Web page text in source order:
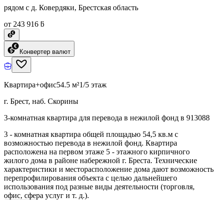
рядом с д. Ковердяки, Брестская область
от 243 916 ƃ
Конвертер валют
Квартира+офис54.5 м²1/5 этаж
г. Брест, наб. Скорины
3-комнатная квартира для перевода в нежилой фонд в 913088
3 - комнатная квартира общей площадью 54,5 кв.м с
возможностью перевода в нежилой фонд. Квартира
расположена на первом этаже 5 - этажного кирпичного
жилого дома в районе набережной г. Бреста. Технические
характеристики и месторасположение дома дают возможность
перепрофилирования объекта с целью дальнейшего
использования под разные виды деятельности (торговля,
офис, сфера услуг и т. д.).